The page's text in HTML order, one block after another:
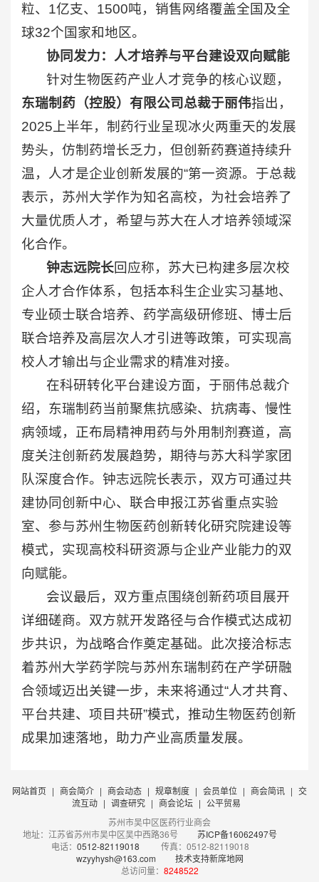
粒、1亿支、1500吨，销售网络覆盖全国及全
球32个国家和地区。
协同发力：人才培养与平台建设双向赋能
针对生物医药产业人才竞争的核心议题，
东瑞制药（控股）有限公司总裁于丽伟指出，
2025上半年，制药行业呈现冰火两重天的发展
势头，仿制药增长乏力，但创新药赛道持续升
温，人才是企业创新发展的“第一资源。于总裁
表示，苏州大学作为知名高校，为社会培养了
大量优质人才，希望与苏大在人才培养领域深
化合作。
钟志远院长回应称，苏大已构建多层次校
企人才合作体系，包括本科生企业实习基地、
专业硕士联合培养、药学高级研修班、博士后
联合培养及高层次人才引进等政策，可实现高
校人才输出与企业需求的精准对接。
在科研转化平台建设方面，于丽伟总裁介
绍，东瑞制药当前聚焦抗感染、抗病毒、慢性
病领域，正布局精神用药与外用制剂赛道，高
度关注创新药发展趋势，期待与苏大科学家团
队深度合作。钟志远院长表示，双方可通过共
建协同创新中心、联合申报江苏省重点实验
室、参与苏州生物医药创新转化研究院建设等
模式，实现高校科研资源与企业产业能力的双
向赋能。
会议最后，双方重点围绕创新药项目展开
详细磋商。双方就开发路径与合作模式达成初
步共识，为战略合作奠定基础。此次接洽标志
着苏州大学药学院与苏州东瑞制药在产学研融
合领域迈出关键一步，未来将通过“人才共育、
平台共建、项目共研”模式，推动生物医药创新
成果加速落地，助力产业高质量发展。
网站首页 | 商会简介 | 商会动态 | 规章制度 | 会员单位 | 商会简讯 | 交
流互动 | 调查研究 | 商会论坛 | 公平贸易
苏州市吴中区医药行业商会
地址：江苏省苏州市吴中区吴中西路36号
苏ICP备16062497号
电话： 0512-82119018 传真：0512-82119018
wzyyhysh@163.com
技术支持新席地网
总访问量： 8248522